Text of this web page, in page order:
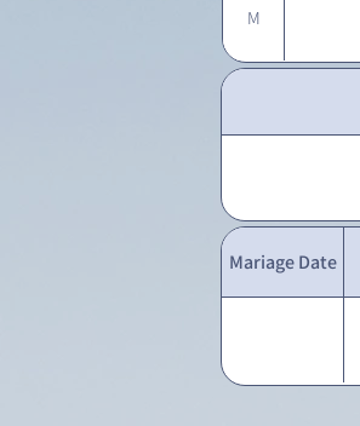
M
Mariage Date